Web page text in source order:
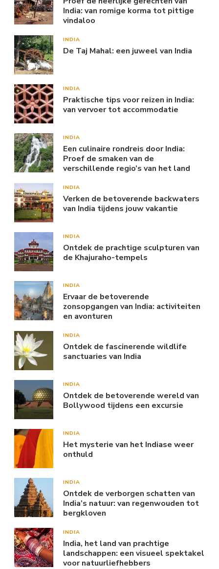
India: van romige korma tot pittige
vindaloo
INDIA
De Taj Mahal: een juweel van India
INDIA
Praktische tips voor reizen in India:
van vervoer tot accommodatie
INDIA
Een culinaire rondreis door India:
Proef de smaken van de
verschillende regio’s van het land
INDIA
Verken de betoverende backwaters
van India tijdens jouw vakantie
INDIA
Ontdek de prachtige sculpturen van
de Khajuraho-tempels
INDIA
Ervaar de betoverende
zonsopgangen van India: activiteiten
en avonturen
INDIA
Ontdek de fascinerende wildlife
sanctuaries van India
INDIA
Ontdek de betoverende wereld van
Bollywood tijdens een excursie
INDIA
Het mysterie van het Indiase weer
onthuld
INDIA
Ontdek de verborgen schatten van
India’s natuur: van regenwouden tot
bergkloven
INDIA
India, het land van prachtige
landschappen: een visueel spektakel
voor natuurliefhebbers